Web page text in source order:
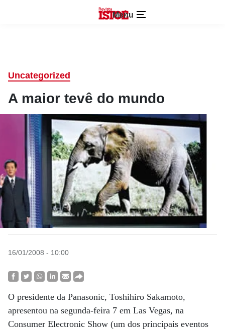
Menu
Uncategorized
A maior tevê do mundo
16/01/2008 - 10:00
O presidente da Panasonic, Toshihiro Sakamoto,
apresentou na segunda-feira 7 em Las Vegas, na
Consumer Electronic Show (um dos principais eventos